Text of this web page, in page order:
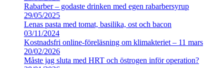
Rabarber – godaste drinken med egen rabarbersyrup
29/05/2025
Lenas pasta med tomat, basilika, ost och bacon
03/11/2024
Kostnadsfri online-föreläsning om klimakteriet – 11 mars
20/02/2026
Måste jag sluta med HRT och östrogen inför operation?